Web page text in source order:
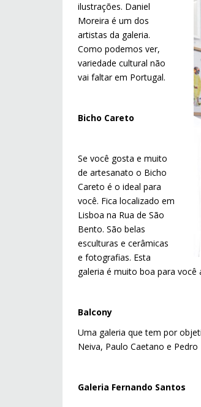
ilustrações. Daniel
Moreira é um dos
artistas da galeria.
Como podemos ver,
variedade cultural não
vai faltar em Portugal.
Bicho Careto
Se você gosta e muito
de artesanato o Bicho
Careto é o ideal para
você. Fica localizado em
Lisboa na Rua de São
Bento. São belas
esculturas e cerâmicas
e fotografias. Esta
galeria é muito boa para você
Balcony
Uma galeria que tem por
Neiva, Paulo Caetano e
Galeria Fernando Santos